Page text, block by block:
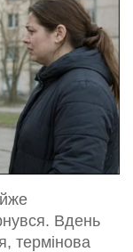
Вдень
термінова